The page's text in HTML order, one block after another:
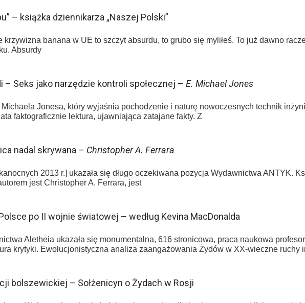
– książka dziennikarza „Naszej Polski”
krzywizna banana w UE to szczyt absurdu, to grubo się myliłeś. To już dawno
Absurdy
– Seks jako narzędzie kontroli społecznej – E. Michael Jones
Jonesa, który wyjaśnia pochodzenie i naturę nowoczesnych technik
faktograficznie lektura, ujawniająca zatajane fakty. Z
nadal skrywana – Christopher A. Ferrara
2013 r.] ukazała się długo oczekiwana pozycja Wydawnictwa ANTYK.
jest Christopher A. Ferrara, jest
po II wojnie światowej – według Kevina MacDonalda
Aletheia ukazała się monumentalna, 616 stronicowa, praca naukowa
krytyki. Ewolucjonistyczna analiza zaangażowania Żydów w XX-wieczne ruchy
bolszewickiej – Sołżenicyn o Żydach w Rosji